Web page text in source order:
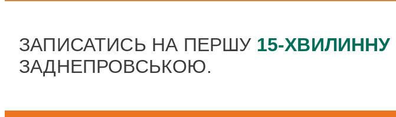
ЗАПИСАТИСЬ НА ПЕРШУ 15-ХВИЛИННУ
ЗАДНЕПРОВСЬКОЮ.